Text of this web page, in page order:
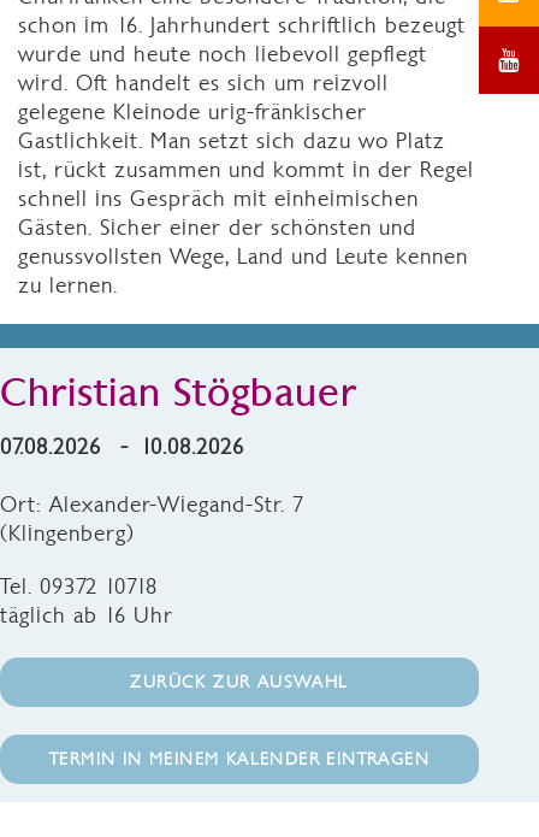
schon im 16. Jahrhundert schriftlich bezeugt
wurde und heute noch liebevoll gepflegt
wird. Oft handelt es sich um reizvoll
gelegene Kleinode urig-fränkischer
Gastlichkeit. Man setzt sich dazu wo Platz
ist, rückt zusammen und kommt in der Regel
schnell ins Gespräch mit einheimischen
Gästen. Sicher einer der schönsten und
genussvollsten Wege, Land und Leute kennen
zu lernen.
Christian Stögbauer
07.08.2026 - 10.08.2026
Ort: Alexander-Wiegand-Str. 7
(Klingenberg)
Tel. 09372 10718
täglich ab 16 Uhr
ZURÜCK ZUR AUSWAHL
TERMIN IN MEINEM KALENDER EINTRAGEN